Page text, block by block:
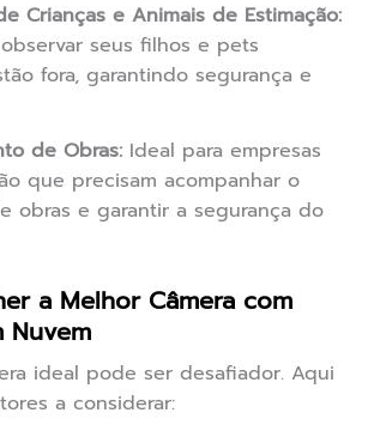
Crianças e Animais de Estimação:
seus filhos e pets
fora, garantindo segurança e
de Obras: Ideal para empresas
que precisam acompanhar o
obras e garantir a segurança do
a Melhor Câmera com
Nuvem
ideal pode ser desafiador. Aqui
a considerar: